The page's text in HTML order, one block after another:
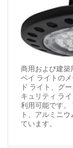
商用および建築
ベイ ライトの
ド ライト、グ
キュリティ ラ
利用可能です。
ト、アルミニ
ています。